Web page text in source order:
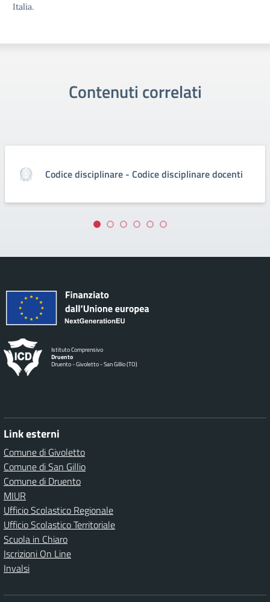
Italia.
Contenuti correlati
Codice disciplinare - Codice disciplinare docenti
Istituto Comprensivo
Druento
Druento - Givoletto - San Gillio (TO)
Link esterni
Comune di Givoletto
Comune di San Gillio
Comune di Druento
MIUR
Ufficio Scolastico Regionale
Ufficio Scolastico Territoriale
Scuola in Chiaro
Iscrizioni On Line
Invalsi